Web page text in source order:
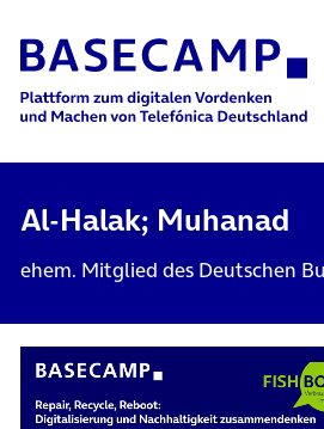
Main Navigation
Al-Halak; Muhanad
ehem. Mitglied des Deutschen